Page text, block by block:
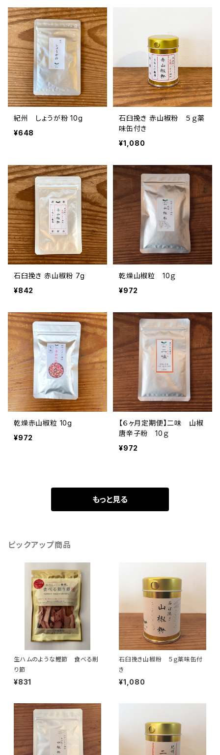
紀州 しょうが粉 10g
¥648
石臼挽き 赤山椒粉 ５ｇ薬
味缶付き
¥1,080
石臼挽き 赤山椒粉 7g
¥842
乾燥山椒粒 10ｇ
¥972
乾燥赤山椒粒 10g
¥972
【６ヶ月定期便】二味 山椒
唐辛子粉 10ｇ
¥972
もっと見る
ピックアップ商品
生ハムのような鰹節 食べる削
り節
¥831
石臼挽き山椒粉 ５ｇ薬味缶付
き
¥1,080